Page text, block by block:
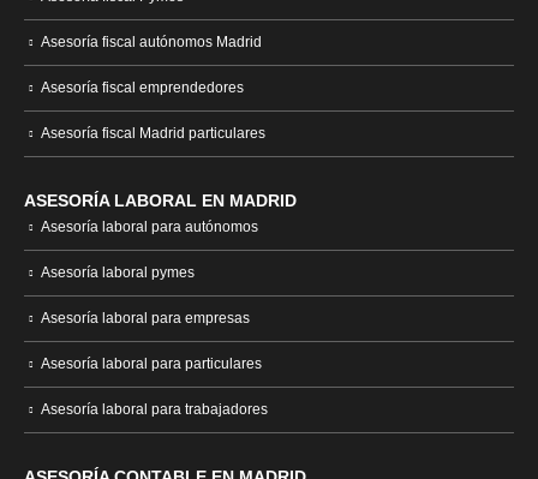
Asesoría fiscal autónomos Madrid
Asesoría fiscal emprendedores
Asesoría fiscal Madrid particulares
ASESORÍA LABORAL EN MADRID
Asesoría laboral para autónomos
Asesoría laboral pymes
Asesoría laboral para empresas
Asesoría laboral para particulares
Asesoría laboral para trabajadores